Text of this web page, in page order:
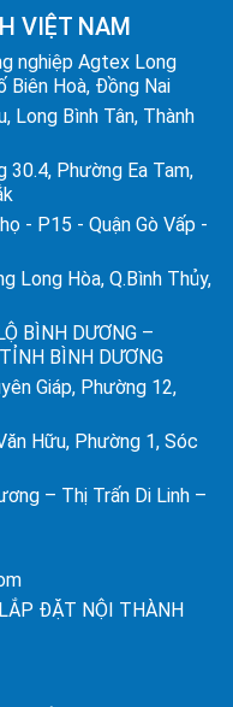
VIỆT NAM
nghiệp Agtex Long
Biên Hoà, Đồng Nai
Long Bình Tân, Thành
30.4, Phường Ea Tam,
- P15 - Quận Gò Vấp -
Long Hòa, Q.Bình Thủy,
BÌNH DƯƠNG –
BÌNH DƯƠNG
Giáp, Phường 12,
Hữu, Phường 1, Sóc
– Thị Trấn Di Linh –
ĐẶT NỘI THÀNH